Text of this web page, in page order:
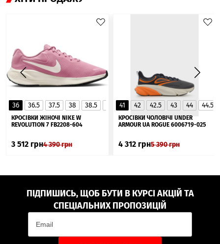
36 36.5 37.5 38 38.5 40 40.5
41
▲
КРОСІВКИ ЖІНОЧІ NIKE W
REVOLUTION 7 FB2208-604
3 512 грн4 390грн
41 42 42.5 43 44 44.5
КРОСІВКИ ЧОЛОВІЧІ UNDER
ARMOUR UA ROGUE 6006719-025
4 312 грн5 390грн
ПІДПИШИСЬ, ЩОБ БУТИ В КУРСІ АКЦІЙ ТА
СПЕЦІАЛЬНИХ ПРОПОЗИЦІЙ